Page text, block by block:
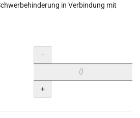
in Verbindung mit
Menge
-
+